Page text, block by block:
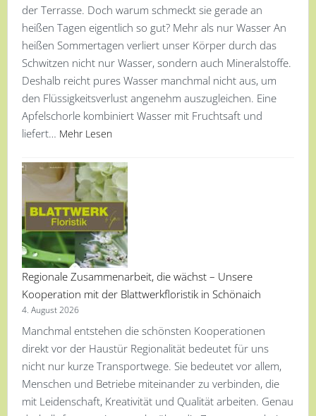
der Terrasse. Doch warum schmeckt sie gerade an
heißen Tagen eigentlich so gut? Mehr als nur Wasser An
heißen Sommertagen verliert unser Körper durch das
Schwitzen nicht nur Wasser, sondern auch Mineralstoffe.
Deshalb reicht pures Wasser manchmal nicht aus, um
den Flüssigkeitsverlust angenehm auszugleichen. Eine
Apfelschorle kombiniert Wasser mit Fruchtsaft und
liefert… Mehr Lesen
Regionale Zusammenarbeit, die wächst – Unsere
Kooperation mit der Blattwerkfloristik in Schönaich
4. August 2026
Manchmal entstehen die schönsten Kooperationen
direkt vor der Haustür Regionalität bedeutet für uns
nicht nur kurze Transportwege. Sie bedeutet vor allem,
Menschen und Betriebe miteinander zu verbinden, die
mit Leidenschaft, Kreativität und Qualität arbeiten. Genau